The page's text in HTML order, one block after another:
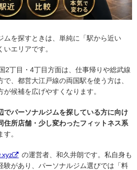
ムを探すときは、単純に「駅から近い
エリアです。
2丁目・4丁目方面は、仕事帰りや総武線
、都営大江戸線の両国駅を使う方は、
候補を広げやすくなります。
でパーソナルジムを探している方に向け
住所店舗・少し変わったフィットネス系
。
の運営者、和久井朗です。私自身も
験があり、パーソナルジム選びでは「料